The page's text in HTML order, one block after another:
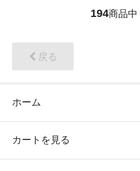
194商品中
戻る
ホーム
カートを見る